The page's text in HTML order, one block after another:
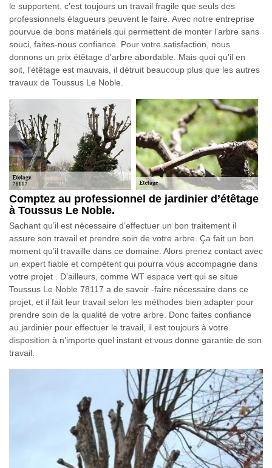
le supportent, c’est toujours un travail fragile que seuls des
professionnels élagueurs peuvent le faire. Avec notre entreprise
pourvue de bons matériels qui permettent de monter l’arbre sans
souci, faites-nous confiance. Pour votre satisfaction, nous
donnons un prix étêtage d'arbre abordable. Mais quoi qu’il en
soit, l'étêtage est mauvais, il détruit beaucoup plus que les autres
travaux de Toussus Le Noble.
Comptez au professionnel de jardinier d’étêtage
à Toussus Le Noble.
Sachant qu’il est nécessaire d’effectuer un bon traitement il
assure son travail et prendre soin de votre arbre. Ça fait un bon
moment qu’il travaille dans ce domaine. Alors prenez contact avec
un expert fiable et compètent qui pourra vous accompagne dans
votre projet . D’ailleurs, comme WT espace vert qui se situe
Toussus Le Noble 78117 a de savoir -faire nécessaire dans ce
projet, et il fait leur travail selon les méthodes bien adapter pour
prendre soin de la qualité de votre arbre. Donc faites confiance
au jardinier pour effectuer le travail, il est toujours à votre
disposition à n’importe quel instant et vous donne garantie de son
travail.